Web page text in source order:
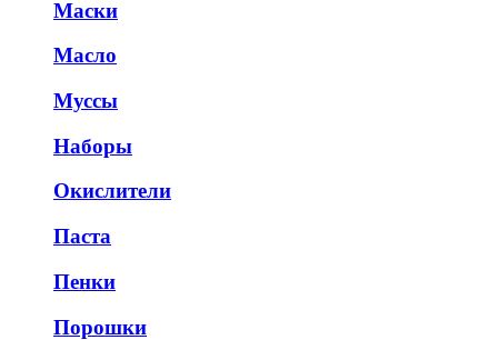
Маски
Масло
Муссы
Наборы
Окислители
Паста
Пенки
Порошки